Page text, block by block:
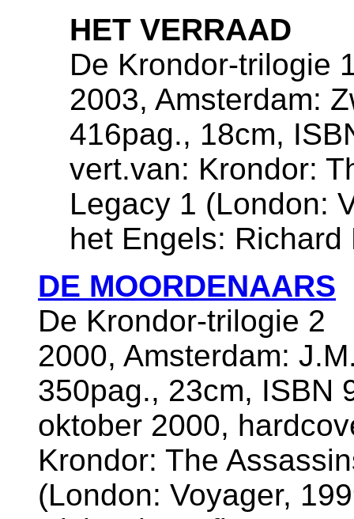
HET VERRAAD
De Krondor-trilogie
2003, Amsterdam:
416pag., 18cm,
vert.van: Krondor:
Legacy 1 (London:
het Engels: Richard
DE MOORDENAARS
De Krondor-trilogie 2
2000, Amsterdam:
350pag., 23cm, ISBN
oktober 2000,
Krondor: The
(London: Voyager,